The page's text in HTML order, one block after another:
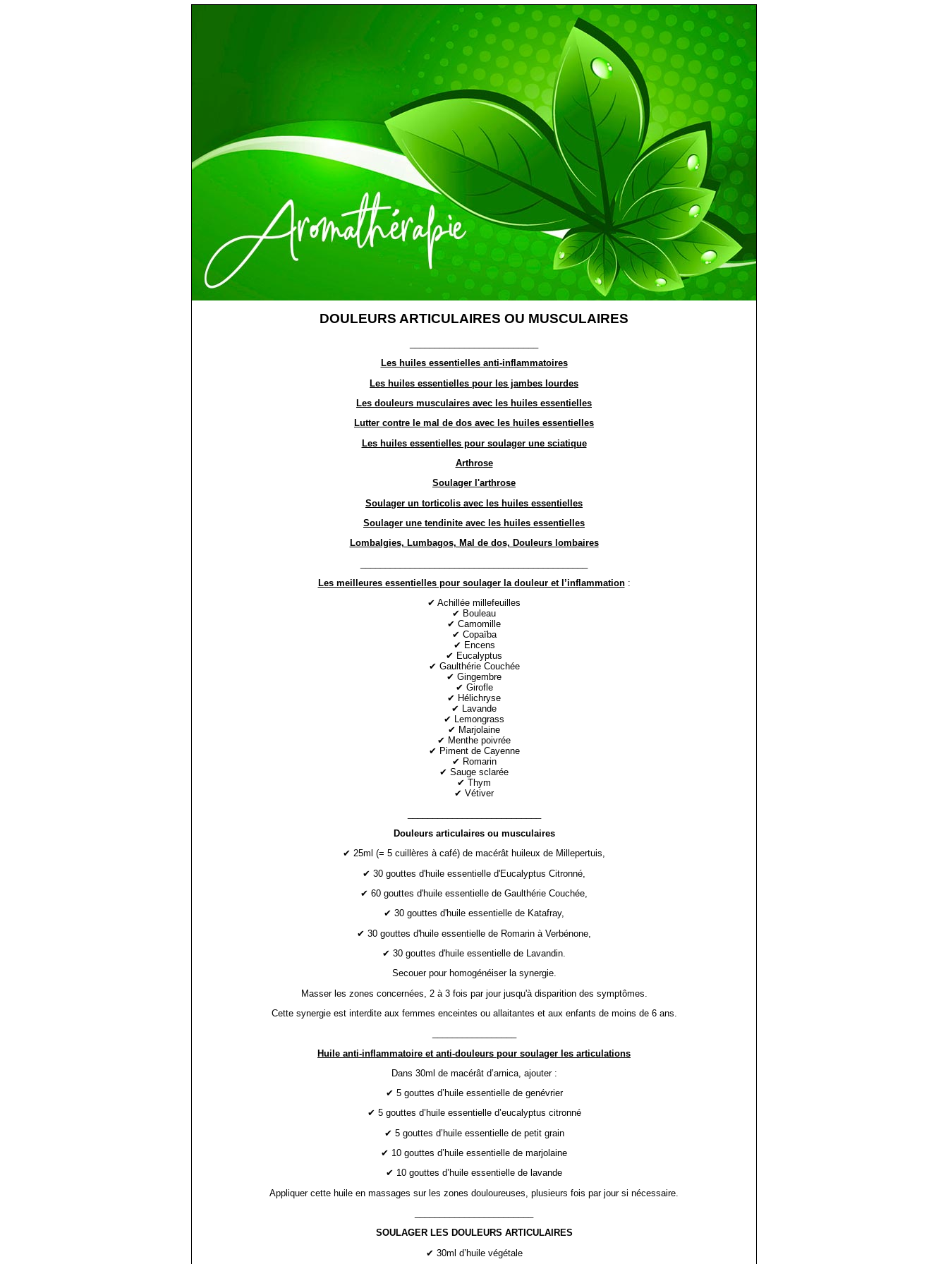
DOULEURS ARTICULAIRES OU MUSCULAIRES
Les huiles essentielles anti-inflammatoires
Les huiles essentielles pour les jambes lourdes
Les douleurs musculaires avec les huiles essentielles
Lutter contre le mal de dos avec les huiles essentielles
Les huiles essentielles pour soulager une sciatique
Arthrose
Soulager l'arthrose
Soulager un torticolis avec les huiles essentielles
Soulager une tendinite avec les huiles essentielles
Lombalgies, Lumbagos, Mal de dos, Douleurs lombaires
Les meilleures essentielles pour soulager la douleur et l’inflammation:
✔ Achillée millefeuilles
✔ Bouleau
✔ Camomille
✔ Copaïba
✔ Encens
✔ Eucalyptus
✔ Gaulthérie Couchée
✔ Gingembre
✔ Girofle
✔ Hélichryse
✔ Lavande
✔ Lemongrass
✔ Marjolaine
✔ Menthe poivrée
✔ Piment de Cayenne
✔ Romarin
✔ Sauge sclarée
✔ Thym
✔ Vétiver
Douleurs articulaires ou musculaires
✔ 25ml (= 5 cuillères à café) de macérât huileux de Millepertuis,
✔ 30 gouttes d'huile essentielle d'Eucalyptus Citronné,
✔ 60 gouttes d'huile essentielle de Gaulthérie Couchée,
✔ 30 gouttes d'huile essentielle de Katafray,
✔ 30 gouttes d'huile essentielle de Romarin à Verbénone,
✔ 30 gouttes d'huile essentielle de Lavandin.
Secouer pour homogénéiser la synergie.
Masser les zones concernées, 2 à 3 fois par jour jusqu'à disparition des symptômes.
Cette synergie est interdite aux femmes enceintes ou allaitantes et aux enfants de moins de 6 ans.
Huile anti-inflammatoire et anti-douleurs pour soulager les articulations
Dans 30ml de macérât d’arnica, ajouter :
✔ 5 gouttes d’huile essentielle de genévrier
✔ 5 gouttes d’huile essentielle d’eucalyptus citronné
✔ 5 gouttes d’huile essentielle de petit grain
✔ 10 gouttes d’huile essentielle de marjolaine
✔ 10 gouttes d’huile essentielle de lavande
Appliquer cette huile en massages sur les zones douloureuses, plusieurs fois par jour si nécessaire.
SOULAGER LES DOULEURS ARTICULAIRES
✔ 30ml d’huile végétale